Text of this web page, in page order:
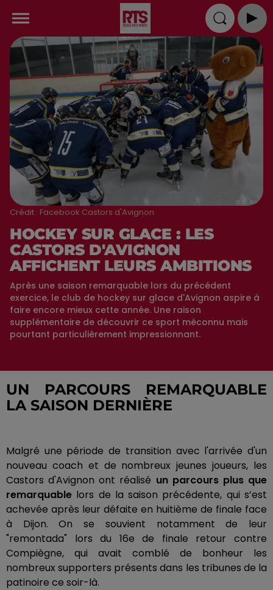
Crédit : Facebook Castors d'Avignon
HOCKEY SUR GLACE : LES
CASTORS D'AVIGNON
AFFICHENT LEURS AMBITIONS
Après une saison remarquable lors du précédent
exercice, le club de hockey sur glace d'Avignon aspire à
faire encore mieux cette année. Une raison
supplémentaire de découvrir ce sport méconnu mais
pourtant particulièrement impressionnant.
UN PARCOURS REMARQUABLE
LA SAISON DERNIÈRE
Malgré une période de transition avec l'arrivée d'un
nouveau coach et de nombreux jeunes joueurs, les
Castors d'Avignon ont réalisé un parcours plus que
remarquable lors de la saison précédente, qui s’est
achevée après leur défaite en huitième de finale face
à Dijon. On se souvient notamment de leur
"remontada" lors du 16e de finale retour contre
Compiègne, qui avait comblé de bonheur les
nombreux supporters présents dans les tribunes de la
patinoire ce soir-là.